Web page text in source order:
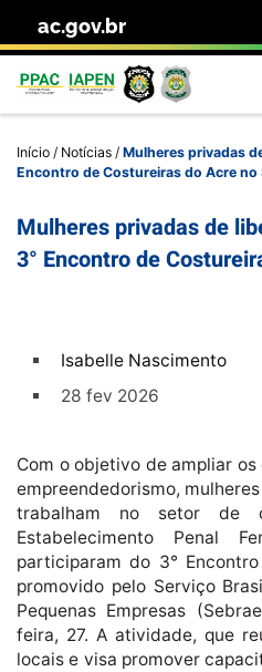
Skip to content
ac.gov.br
Início / Notícias / Mulheres privadas
Encontro de Costureiras do Acre no
Mulheres privadas de
3° Encontro de
Isabelle Nascimento
28 fev 2026
Com o objetivo de ampliar
empreendedorismo,
trabalham no setor de
Estabelecimento Penal
participaram do 3°
promovido pelo Serviço
Pequenas Empresas
feira, 27. A atividade, que
locais e visa promover